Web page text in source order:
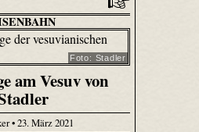
Foto: Stadler
am Vesuv von
• 23. März 2021